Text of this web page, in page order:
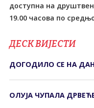
доступна на
19.00 часова по
ДЕСК ВИЈЕСТИ
ДОГОДИЛО СЕ НА
ОЛУЈА ЧУПАЛА